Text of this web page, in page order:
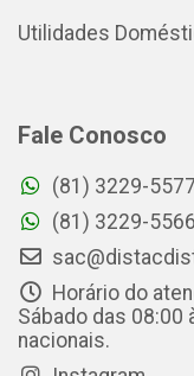
Utilidades
Fale Conosco
(81) 3229-
(81) 3229-
Horário do
Sábado das
nacionais.